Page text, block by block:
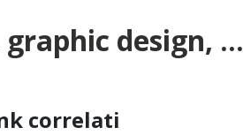
design, …
correlati